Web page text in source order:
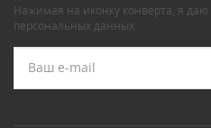
Нажимая на иконку конверта, я даю
персональных данных.